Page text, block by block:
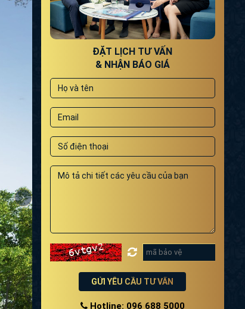
ĐẶT LỊCH TƯ VẤN
& NHẬN BÁO GIÁ
GỬI YÊU CẦU TƯ VẤN
Hotline: 096 688 5000